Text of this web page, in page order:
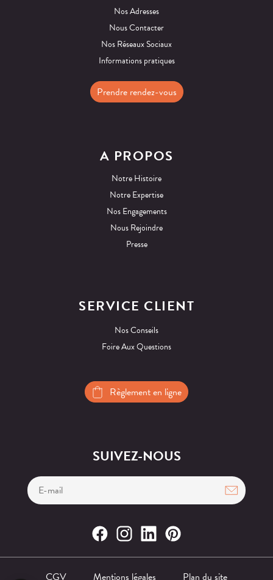
Nos Adresses
Nous Contacter
Nos Réseaux Sociaux
Informations pratiques
Prendre rendez-vous
A PROPOS
Notre Histoire
Notre Expertise
Nos Engagements
Nous Rejoindre
Presse
SERVICE CLIENT
Nos Conseils
Foire Aux Questions
Règlement en ligne
SUIVEZ-NOUS